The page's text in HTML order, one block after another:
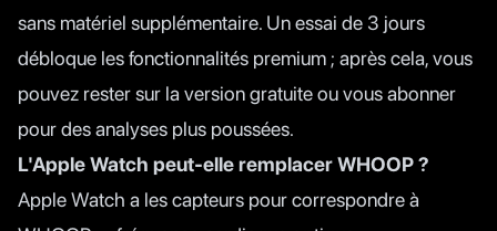
sans matériel supplémentaire. Un essai de 3 jours
débloque les fonctionnalités premium ; après cela, vous
pouvez rester sur la version gratuite ou vous abonner
pour des analyses plus poussées.
L'Apple Watch peut-elle remplacer WHOOP ?
Apple Watch a les capteurs pour correspondre à